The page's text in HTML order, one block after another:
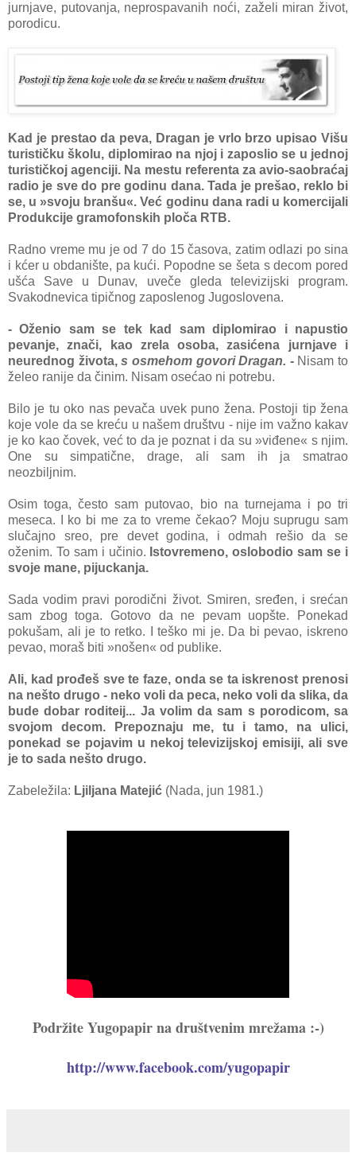
jurnjave, putovanja, neprospavanih noći, zaželi miran život,
porodicu.
Kad je prestao da peva, Dragan je vrlo brzo upisao Višu
turističku školu, diplomirao na njoj i zaposlio se u jednoj
turističkoj agenciji. Na mestu referenta za avio-saobraćaj
radio je sve do pre godinu dana. Tada je prešao, reklo bi
se, u »svoju branšu«. Već godinu dana radi u komercijali
Produkcije gramofonskih ploča RTB.
Radno vreme mu je od 7 do 15 časova, zatim odlazi po sina
i kćer u obdanište, pa kući. Popodne se šeta s decom pored
ušća Save u Dunav, uveče gleda televizijski program.
Svakodnevica tipičnog zaposlenog Jugoslovena.
- Oženio sam se tek kad sam diplomirao i napustio
pevanje, znači, kao zrela osoba, zasićena jurnjave i
neurednog života,s osmehom govori Dragan. - Nisam to
želeo ranije da činim. Nisam osećao ni potrebu.
Bilo je tu oko nas pevača uvek puno žena. Postoji tip žena
koje vole da se kreću u našem društvu - nije im važno kakav
je ko kao čovek, već to da je poznat i da su »viđene« s njim.
One su simpatične, drage, ali sam ih ja smatrao
neozbiljnim.
Osim toga, često sam putovao, bio na turnejama i po tri
meseca. I ko bi me za to vreme čekao? Moju suprugu sam
slučajno sreo, pre devet godina, i odmah rešio da se
oženim. To sam i učinio. Istovremeno, oslobodio sam se i
svoje mane, pijuckanja.
Sada vodim pravi porodični život. Smiren, sređen, i srećan
sam zbog toga. Gotovo da ne pevam uopšte. Ponekad
pokušam, ali je to retko. I teško mi je. Da bi pevao, iskreno
pevao, moraš biti »nošen« od publike.
Ali, kad prođeš sve te faze, onda se ta iskrenost prenosi
na nešto drugo - neko voli da peca, neko voli da slika, da
bude dobar roditeij... Ja volim da sam s porodicom, sa
svojom decom. Prepoznaju me, tu i tamo, na ulici,
ponekad se pojavim u nekoj televizijskoj emisiji, ali sve
je to sada nešto drugo.
Zabeležila: Ljiljana Matejić (Nada, jun 1981.)
Podržite Yugopapir na društvenim mrežama :-)
http://www.facebook.com/yugopapir